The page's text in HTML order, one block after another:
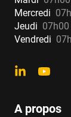
Mercredi
Jeudi
Vendredi
A propos